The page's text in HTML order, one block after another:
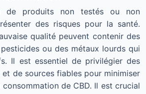
de produits non testés ou non
des risques pour la santé.
qualité peuvent contenir des
ou des métaux lourds qui
Il est essentiel de privilégier des
de sources fiables pour minimiser
de CBD. Il est crucial